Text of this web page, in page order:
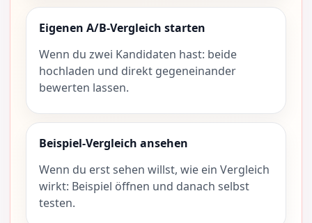
Eigenen A/B-Vergleich starten
Wenn du zwei Kandidaten hast: beide
hochladen und direkt gegeneinander
bewerten lassen.
Beispiel-Vergleich ansehen
Wenn du erst sehen willst, wie ein Vergleich
wirkt: Beispiel öffnen und danach selbst
testen.